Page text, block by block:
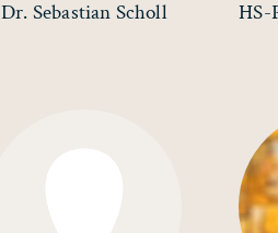
Dr. Sebastian Scholl
HS-